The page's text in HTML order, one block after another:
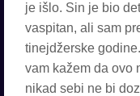
je išlo. Sin je bio
vaspitan, ali sam
tinejdžerske
vam kažem da ovo
nikad sebi ne bi